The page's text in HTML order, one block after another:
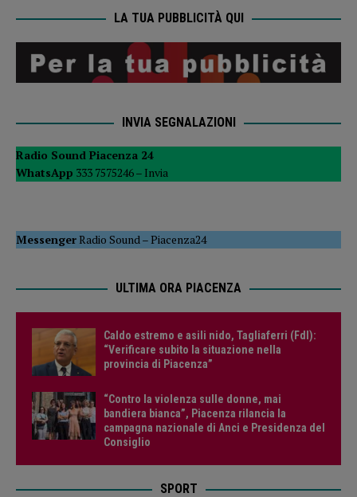
LA TUA PUBBLICITÀ QUI
INVIA SEGNALAZIONI
Radio Sound Piacenza 24
WhatsApp 333 7575246 – Invia
MessengerRadio Sound –Piacenza24
ULTIMA ORA PIACENZA
Caldo estremo e asili nido, Tagliaferri (FdI):
“Verificare subito la situazione nella
provincia di Piacenza”
“Contro la violenza sulle donne, mai
bandiera bianca”, Piacenza rilancia la
campagna nazionale di Anci e Presidenza del
Consiglio
SPORT